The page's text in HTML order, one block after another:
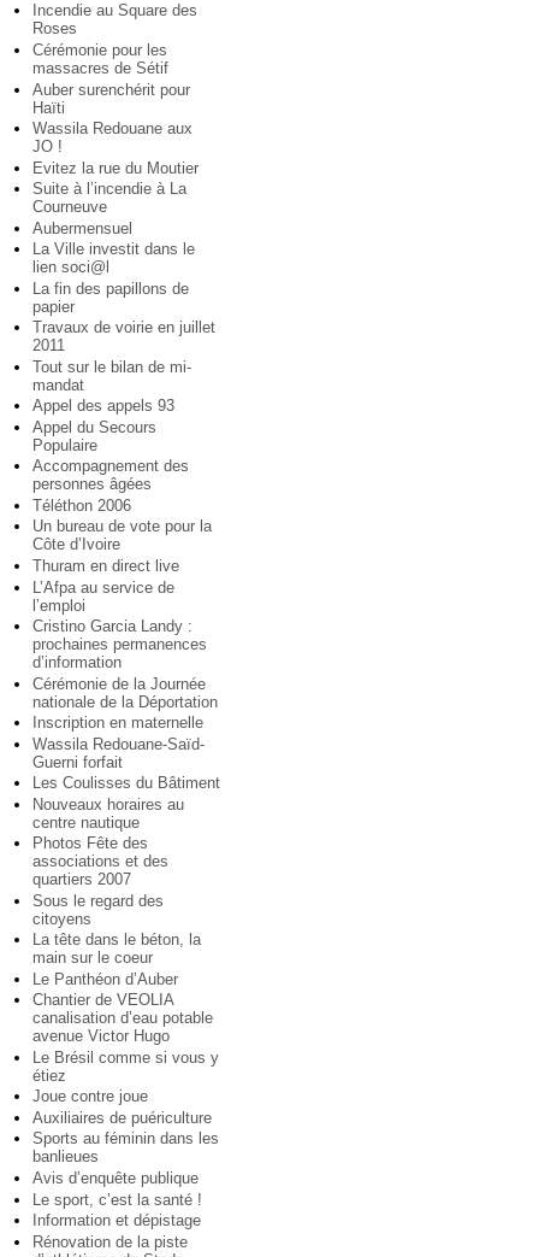
Incendie au Square des
Roses
Cérémonie pour les
massacres de Sétif
Auber surenchérit pour
Haïti
Wassila Redouane aux
JO !
Evitez la rue du Moutier
Suite à l’incendie à La
Courneuve
Aubermensuel
La Ville investit dans le
lien soci@l
La fin des papillons de
papier
Travaux de voirie en juillet
2011
Tout sur le bilan de mi-
mandat
Appel des appels 93
Appel du Secours
Populaire
Accompagnement des
personnes âgées
Téléthon 2006
Un bureau de vote pour la
Côte d’Ivoire
Thuram en direct live
L’Afpa au service de
l’emploi
Cristino Garcia Landy :
prochaines permanences
d’information
Cérémonie de la Journée
nationale de la Déportation
Inscription en maternelle
Wassila Redouane-Saïd-
Guerni forfait
Les Coulisses du Bâtiment
Nouveaux horaires au
centre nautique
Photos Fête des
associations et des
quartiers 2007
Sous le regard des
citoyens
La tête dans le béton, la
main sur le coeur
Le Panthéon d’Auber
Chantier de VEOLIA
canalisation d’eau potable
avenue Victor Hugo
Le Brésil comme si vous y
étiez
Joue contre joue
Auxiliaires de puériculture
Sports au féminin dans les
banlieues
Avis d’enquête publique
Le sport, c’est la santé !
Information et dépistage
Rénovation de la piste